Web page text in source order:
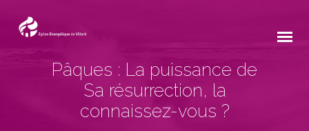
Pâques : La puissance de
Sa résurrection, la
connaissez-vous ?